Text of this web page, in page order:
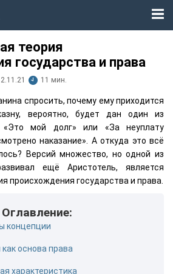
теория
государства и права
11 мин.
спросить, почему ему приходится
вероятно, будет дан один из
«Это мой долг» или «За неуплату
наказание». А откуда это всё
Версий множество, но одной из
ещё Аристотель, является
происхождения государства и права.
Оглавление:
концепции
основа права
характеристика